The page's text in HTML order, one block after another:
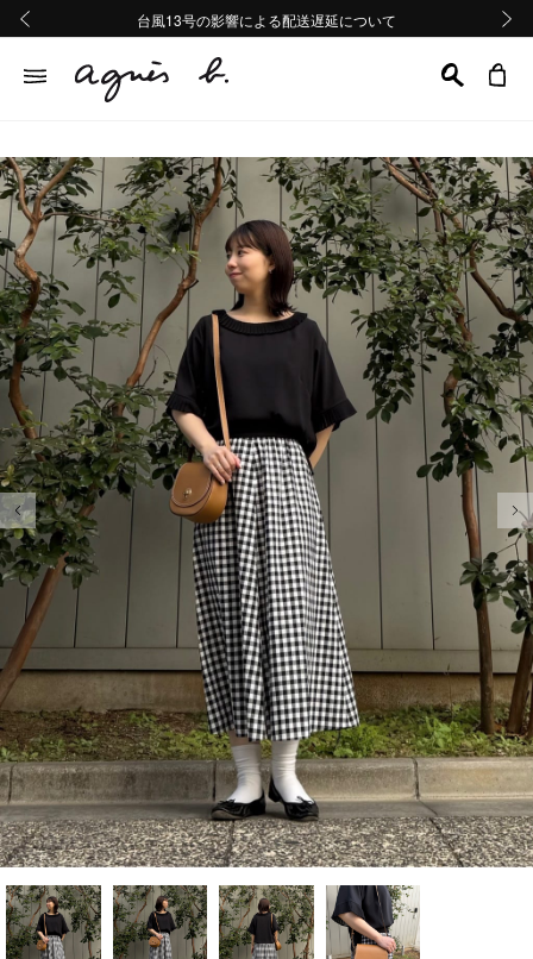
熊本地域地震の影響による配送遅延について
Summer Sale 2buy10%OFF!!
台風13号の影響による配送遅延について
熊本地域地震の影響による配送遅延について
Summer Sale 2buy10%OFF!!
前の画像